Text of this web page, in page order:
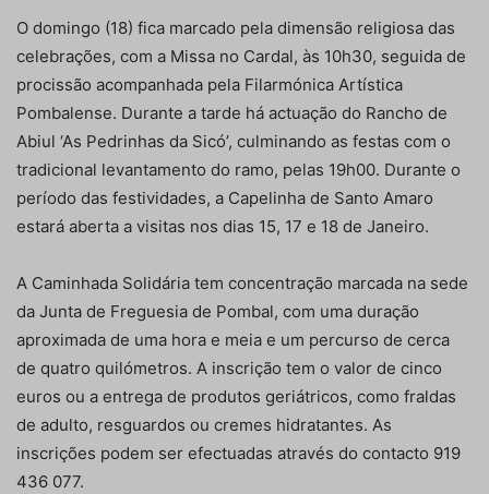
O domingo (18) fica marcado pela dimensão religiosa das
celebrações, com a Missa no Cardal, às 10h30, seguida de
procissão acompanhada pela Filarmónica Artística
Pombalense. Durante a tarde há actuação do Rancho de
Abiul ‘As Pedrinhas da Sicó’, culminando as festas com o
tradicional levantamento do ramo, pelas 19h00. Durante o
período das festividades, a Capelinha de Santo Amaro
estará aberta a visitas nos dias 15, 17 e 18 de Janeiro.
A Caminhada Solidária tem concentração marcada na sede
da Junta de Freguesia de Pombal, com uma duração
aproximada de uma hora e meia e um percurso de cerca
de quatro quilómetros. A inscrição tem o valor de cinco
euros ou a entrega de produtos geriátricos, como fraldas
de adulto, resguardos ou cremes hidratantes. As
inscrições podem ser efectuadas através do contacto 919
436 077.